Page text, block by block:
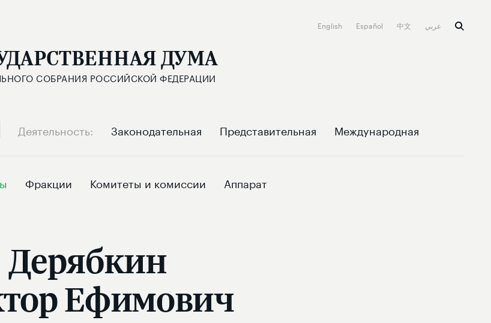
English Español 中文
ДУМА
СОБРАНИЯ РОССИЙСКОЙ ФЕДЕРАЦИИ
Деятельность Законодательная Представительная Международная
Фракции Комитеты и комиссии Аппарат
Дерябкин
Ефимович